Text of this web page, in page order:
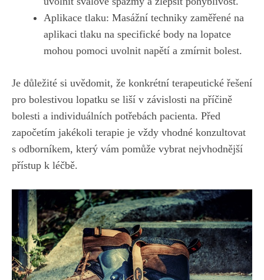
Aplikace tlaku: Masážní techniky zaměřené na
aplikaci tlaku na specifické body na lopatce
mohou pomoci uvolnit napětí a zmírnit bolest.
Je důležité si uvědomit, že konkrétní terapeutické řešení
pro bolestivou lopatku se liší v závislosti na příčině
bolesti a individuálních potřebách pacienta. Před
započetím jakékoli terapie je vždy vhodné konzultovat
s odborníkem, který vám pomůže vybrat nejvhodnější
přístup k léčbě.